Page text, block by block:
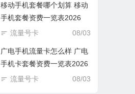
移动手机套餐哪个划算 移动
手机套餐资费一览表2026
08/03
流量号卡
广电手机流量卡怎么样 广电
手机卡套餐资费一览表2026
08/03
流量号卡